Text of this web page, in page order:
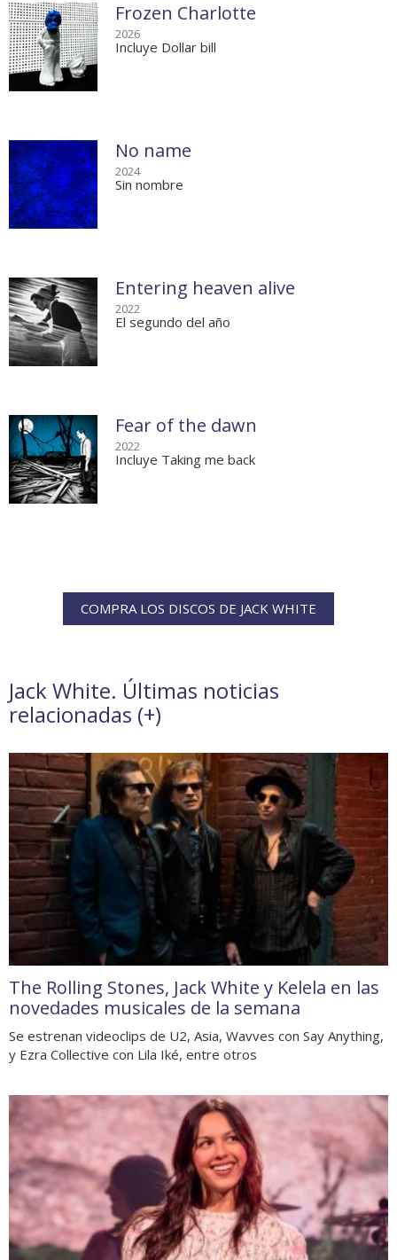
Frozen Charlotte
2026
Incluye Dollar bill
No name
2024
Sin nombre
Entering heaven alive
2022
El segundo del año
Fear of the dawn
2022
Incluye Taking me back
COMPRA LOS DISCOS DE JACK WHITE
Jack White. Últimas noticias
relacionadas (+)
The Rolling Stones, Jack White y Kelela en las
novedades musicales de la semana
Se estrenan videoclips de U2, Asia, Wavves con Say Anything,
y Ezra Collective con Lila Iké, entre otros